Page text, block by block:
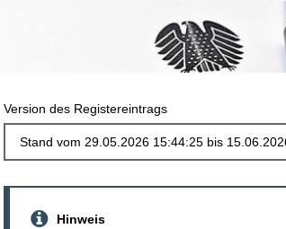
Version des Registereintrags
Hinweis